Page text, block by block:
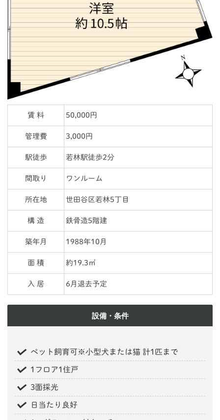
賃 料 50,000円
管理費 3,000円
駅徒歩 若林駅徒歩2分
間取り ワンルーム
所在地 世田谷区若林5丁目
構 造 鉄骨造5階建
築年月 1988年10月
面 積 約19.3㎡
入 居 6月退去予定
設備・条件
ペット飼育可※小型犬または猫 計1匹まで
1フロア1住戸
3面採光
日当たり良好